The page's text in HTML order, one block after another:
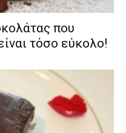
που
τόσο εύκολο!